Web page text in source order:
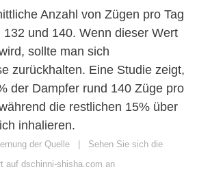
Anzahl von Zügen pro Tag
132 und 140. Wenn dieser Wert
sollte man sich
zurückhalten. Eine Studie zeigt,
der Dampfer rund 140 Züge pro
die restlichen 15% über
inhalieren.
der Quelle | Sehen Sie sich die
auf dschinni-shisha.com an